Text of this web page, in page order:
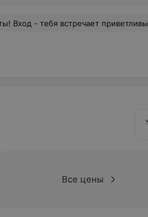
и что бы она не делала - стрижку, окрашивание волос, всё получается стильно, красиво, эффектно! Спасибо салону за то, что он есть!
Все цены